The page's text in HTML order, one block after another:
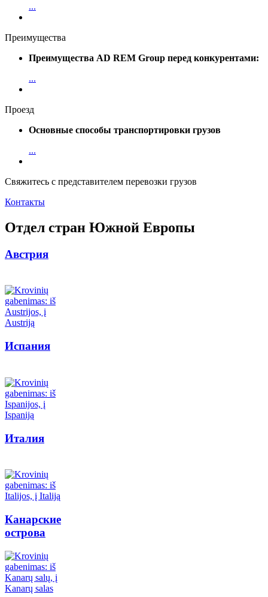
...
Преимущества
Преимущества AD REM Group перед конкурентами:
...
Проезд
Основные способы транспортировки грузов
...
Свяжитесь с представителем перевозки грузов
Контакты
Отдел стран Южной Европы
Австрия
Испания
Италия
Канарские
острова